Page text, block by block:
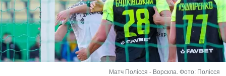
Казино
Матч Полісся - Ворскла. Фото: Полісся